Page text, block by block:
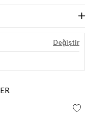
Değiştir